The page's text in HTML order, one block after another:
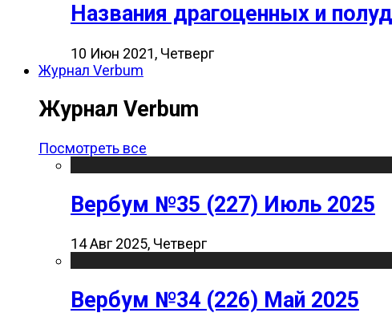
Названия драгоценных и
10 Июн 2021, Четверг
Журнал Verbum
Журнал Verbum
Посмотреть все
Вербум №35 (227) Июль 2025
14 Авг 2025, Четверг
Вербум №34 (226) Май 2025